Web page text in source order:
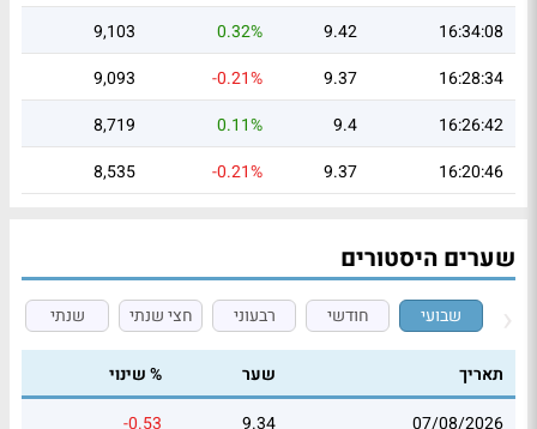
16:34:08
9.42
0.32%
9,103
16:28:34
9.37
-0.21%
9,093
16:26:42
9.4
0.11%
8,719
16:20:46
9.37
-0.21%
8,535
שערים היסטורים
שבועי חודשי רבעוני חצי שנתי שנתי
תאריך שער
% שינוי